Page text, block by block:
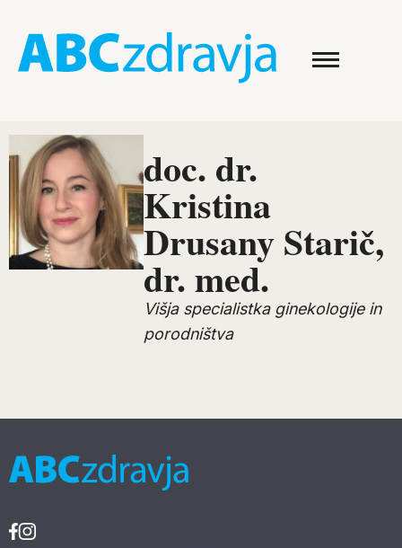
doc. dr.
Kristina
Drusany Starič,
dr. med.
Višja specialistka ginekologije in
porodništva